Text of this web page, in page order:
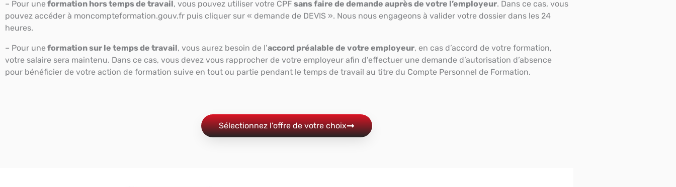
– Pour uneformation hors temps de travail, vous pouvez utiliser votre CPF sans faire de demande auprès de votre l’employeur. Dans ce cas, vous
pouvez accéder à moncompteformation.gouv.fr puis cliquer sur « demande de DEVIS ». Nous nous engageons à valider votre dossier dans les 24
heures.
– Pour uneformation sur le temps de travail, vous aurez besoin de l’accord préalable de votre employeur, en cas d’accord de votre formation,
votre salaire sera maintenu. Dans ce cas, vous devez vous rapprocher de votre employeur afin d’effectuer une demande d’autorisation d’absence
pour bénéficier de votre action de formation suive en tout ou partie pendant le temps de travail au titre du Compte Personnel de Formation.
Sélectionnez l'offre de votre choix